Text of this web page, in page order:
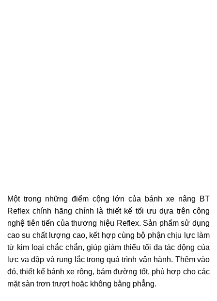
Một trong những điểm cộng lớn của bánh xe nâng BT
Reflex chính hãng chính là thiết kế tối ưu dựa trên công
nghệ tiên tiến của thương hiệu Reflex. Sản phẩm sử dụng
cao su chất lượng cao, kết hợp cùng bộ phận chịu lực làm
từ kim loại chắc chắn, giúp giảm thiểu tối đa tác động của
lực va đập và rung lắc trong quá trình vận hành. Thêm vào
đó, thiết kế bánh xe rộng, bám đường tốt, phù hợp cho các
mặt sàn trơn trượt hoặc không bằng phẳng.